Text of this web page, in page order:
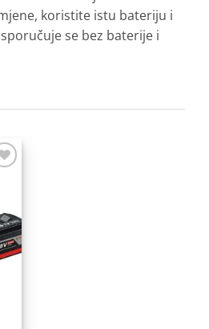
koristite istu bateriju i
se bez baterije i